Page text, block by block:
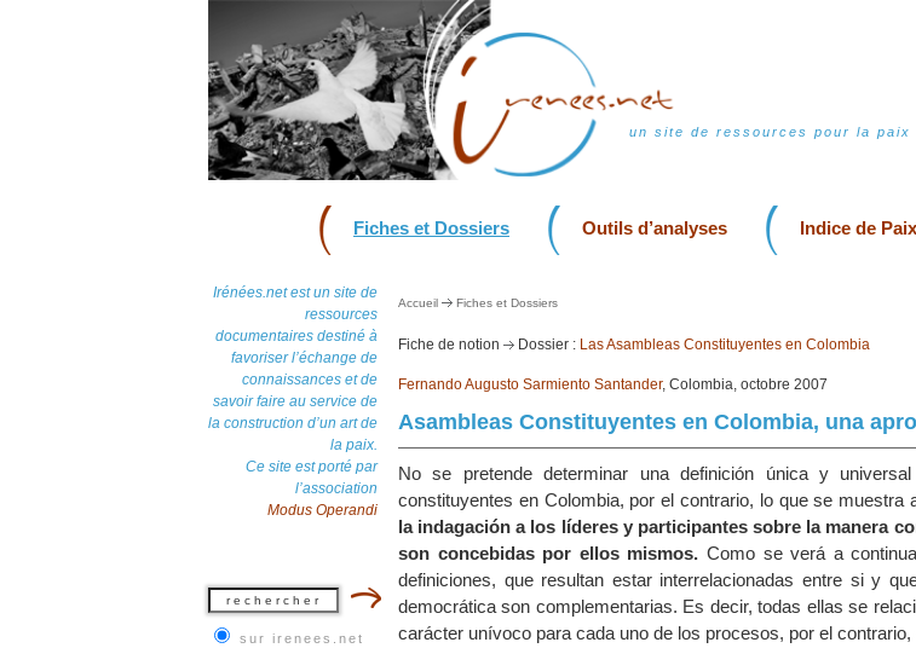
un site de ressources pour la paix
Fiches et Dossiers Outils d’analyses Indice de Paix
Irénées.net est un site de
ressources
documentaires destiné à
favoriser l’échange de
connaissances et de
savoir faire au service de
la construction d’un art de
la paix.
Ce site est porté par
l’association
Modus Operandi
sur irenees.net
Accueil Fiches et Dossiers
Fiche de notion Dossier : Las Asambleas Constituyentes en Colombia
Fernando Augusto Sarmiento Santander, Colombia, octobre 2007
Asambleas Constituyentes en Colombia, una
No se pretende determinar una definición única y
constituyentes en Colombia, por el contrario, lo que se muestra
la indagación a los líderes y participantes sobre la manera
son concebidas por ellos mismos. Como se verá a
definiciones, que resultan estar interrelacionadas entre si y
democrática son complementarias. Es decir, todas ellas se
carácter unívoco para cada uno de los procesos, por el